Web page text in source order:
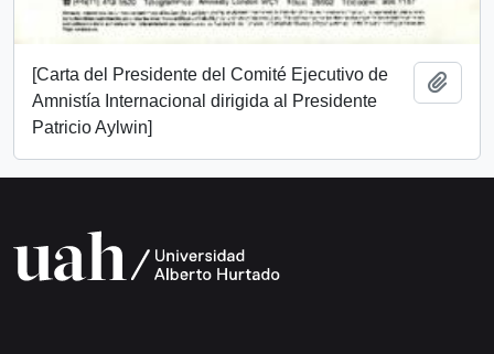
[Carta del Presidente del Comité Ejecutivo de
Amnistía Internacional dirigida al Presidente
Patricio Aylwin]